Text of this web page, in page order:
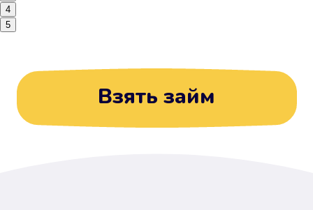
4
5
Взять займ